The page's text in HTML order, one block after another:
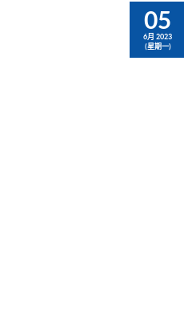
05
6月 2023
(星期一)